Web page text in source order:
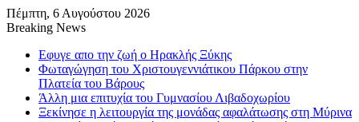
Πέμπτη, 6 Αυγούστου 2026
Breaking News
Εφυγε απο την ζωή o Ηρακλής Ξύκης
Φωταγώγηση του Χριστουγεννιάτικου Πάρκου στην
Πλατεία του Βάρους
Άλλη μια επιτυχία του Γυμνασίου Λιβαδοχωρίου
Ξεκίνησε η λειτουργία της μονάδας αφαλάτωσης στη Μύρινα